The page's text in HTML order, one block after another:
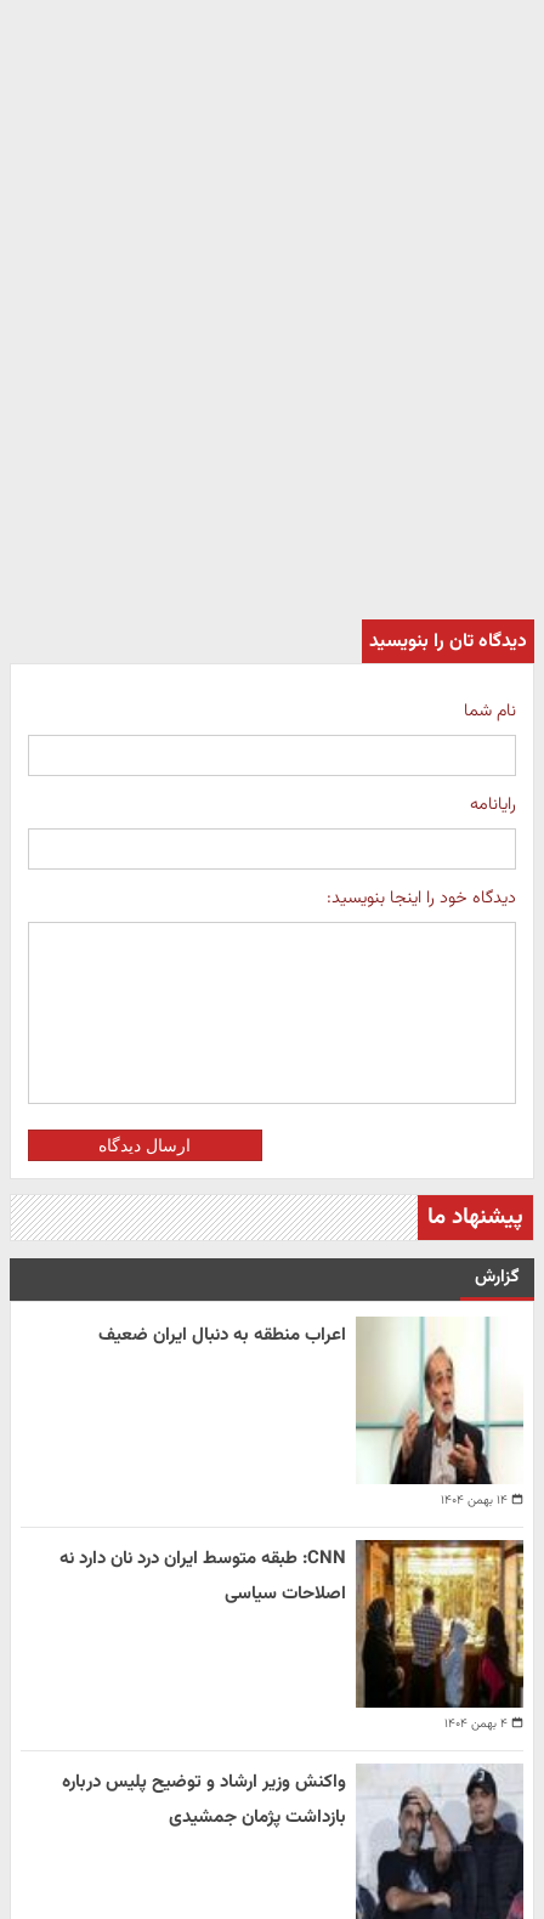
دیدگاه تان را بنویسید
نام شما
رایانامه
دیدگاه خود را اینجا بنویسید:
ارسال دیدگاه
پیشنهاد ما
گزارش
۱۴ بهمن ۱۴۰۴
اعراب منطقه به دنبال ایران ضعیف
۴ بهمن ۱۴۰۴
CNN: طبقه متوسط ایران درد نان دارد نه
اصلاحات سیاسی
واکنش وزیر ارشاد و توضیح پلیس درباره
بازداشت پژمان جمشیدی